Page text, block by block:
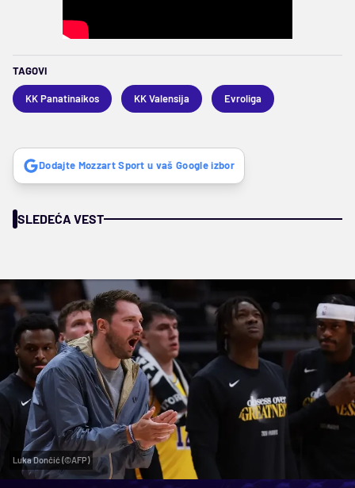
TAGOVI
KK Panatinaikos KK Valensija Evroliga
Dodajte Mozzart Sport u vaš Google izbor
SLEDEĆA VEST
Luka Dončić (©AFP)